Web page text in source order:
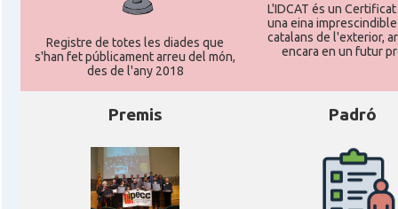
Registre de totes les diades que
s'han fet públicament arreu del món,
des de l'any 2018
L'IDCAT és un
una eina
catalans de l'exterior,
encara en un futur
Premis Padró